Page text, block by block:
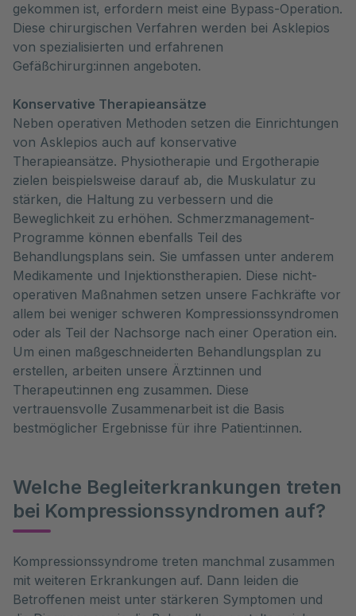
gekommen ist, erfordern meist eine Bypass-Operation.
Diese chirurgischen Verfahren werden bei Asklepios
von spezialisierten und erfahrenen
Gefäßchirurg:innen angeboten.
Konservative Therapieansätze
Neben operativen Methoden setzen die Einrichtungen
von Asklepios auch auf konservative
Therapieansätze. Physiotherapie und Ergotherapie
zielen beispielsweise darauf ab, die Muskulatur zu
stärken, die Haltung zu verbessern und die
Beweglichkeit zu erhöhen. Schmerzmanagement-
Programme können ebenfalls Teil des
Behandlungsplans sein. Sie umfassen unter anderem
Medikamente und Injektionstherapien. Diese nicht-
operativen Maßnahmen setzen unsere Fachkräfte vor
allem bei weniger schweren Kompressionssyndromen
oder als Teil der Nachsorge nach einer Operation ein.
Um einen maßgeschneiderten Behandlungsplan zu
erstellen, arbeiten unsere Ärzt:innen und
Therapeut:innen eng zusammen. Diese
vertrauensvolle Zusammenarbeit ist die Basis
bestmöglicher Ergebnisse für ihre Patient:innen.
Welche Begleiterkrankungen treten
bei Kompressionssyndromen auf?
Kompressionssyndrome treten manchmal zusammen
mit weiteren Erkrankungen auf. Dann leiden die
Betroffenen meist unter stärkeren Symptomen und